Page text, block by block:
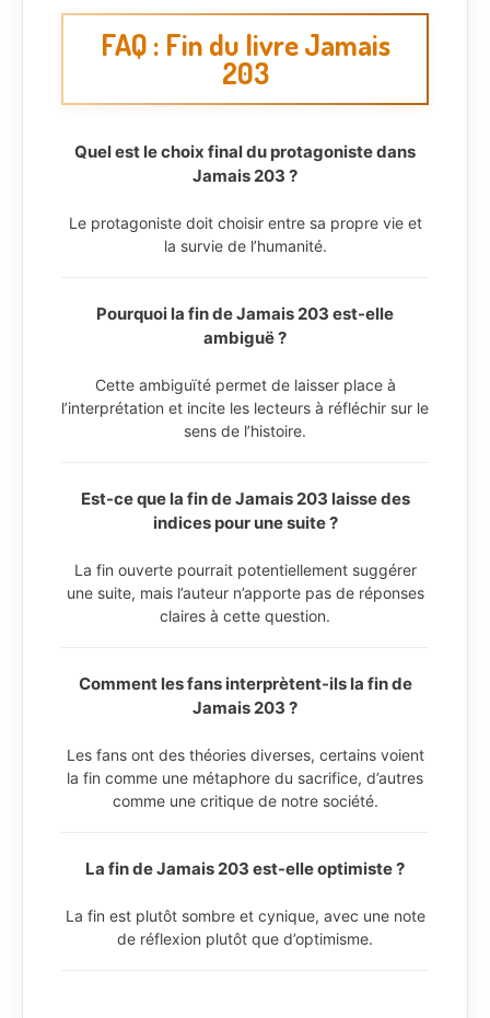
FAQ : Fin du livre Jamais
203
Quel est le choix final du protagoniste dans
Jamais 203 ?
Le protagoniste doit choisir entre sa propre vie et
la survie de l’humanité.
Pourquoi la fin de Jamais 203 est-elle
ambiguë ?
Cette ambiguïté permet de laisser place à
l’interprétation et incite les lecteurs à réfléchir sur le
sens de l’histoire.
Est-ce que la fin de Jamais 203 laisse des
indices pour une suite ?
La fin ouverte pourrait potentiellement suggérer
une suite, mais l’auteur n’apporte pas de réponses
claires à cette question.
Comment les fans interprètent-ils la fin de
Jamais 203 ?
Les fans ont des théories diverses, certains voient
la fin comme une métaphore du sacrifice, d’autres
comme une critique de notre société.
La fin de Jamais 203 est-elle optimiste ?
La fin est plutôt sombre et cynique, avec une note
de réflexion plutôt que d’optimisme.